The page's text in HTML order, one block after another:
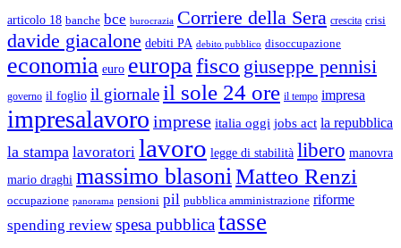
articolo 18 banche bce burocrazia Corriere della Sera crescita crisi
davide giacalone debiti PA debito pubblico disoccupazione
economia euro europafisco giuseppe pennisi
governo il foglio il giornale il sole 24 ore il tempo impresa
impresalavoro imprese italia oggi jobs act la repubblica
la stampa lavoratori lavoro legge di stabilità libero manovra
mario draghi massimo blasoniMatteo Renzi
occupazione panorama pensioni pil pubblica amministrazione riforme
spending review spesa pubblicatasse